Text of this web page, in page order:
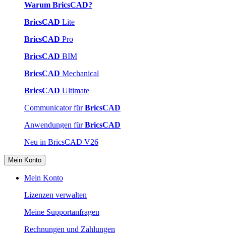
Warum BricsCAD?
BricsCAD Lite
BricsCAD Pro
BricsCAD BIM
BricsCAD Mechanical
BricsCAD Ultimate
Communicator fürBricsCAD
Anwendungen fürBricsCAD
Neu in BricsCAD V26
Mein Konto
Mein Konto
Lizenzen verwalten
Meine Supportanfragen
Rechnungen und Zahlungen